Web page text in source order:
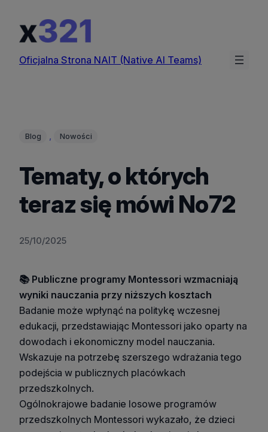
treści
Oficjalna Strona NAIT (Native AI Teams)
Blog , Nowości
Tematy, o których
teraz się mówi No72
25/10/2025
📚 Publiczne programy Montessori wzmacniają
wyniki nauczania przy niższych kosztach
Badanie może wpłynąć na politykę wczesnej
edukacji, przedstawiając Montessori jako oparty na
dowodach i ekonomiczny model nauczania.
Wskazuje na potrzebę szerszego wdrażania tego
podejścia w publicznych placówkach
przedszkolnych.
Ogólnokrajowe badanie losowe programów
przedszkolnych Montessori wykazało, że dzieci